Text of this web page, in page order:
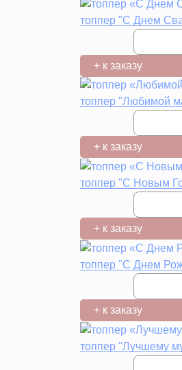
топпер "С Днем
+ к заказу
топпер "Любимой
+ к заказу
топпер "С Новым
+ к заказу
топпер "С Днем
+ к заказу
топпер "Лучшему